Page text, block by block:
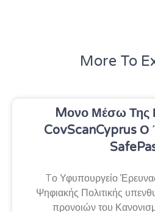
More To
Mονο Μέσω Της
CovScanCyprus Ο
Tο Υφυπουργείο
Ψηφιακής Πολιτικής
προνοιών του